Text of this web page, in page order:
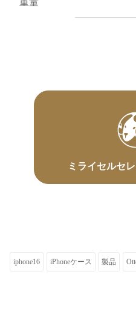
重量
ミライセルセ
iphone16 iPhoneケース 製品